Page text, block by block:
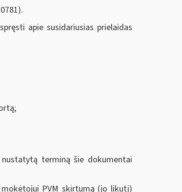
apie susidariusias prielaidas
terminą šie dokumentai
PVM skirtumą (jo likutį)